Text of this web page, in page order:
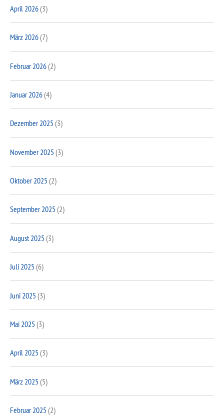
April 2026(3)
März 2026(7)
Februar 2026(2)
Januar 2026(4)
Dezember 2025 (3)
November 2025 (3)
Oktober 2025 (2)
September 2025 (2)
August 2025 (3)
Juli 2025 (6)
Juni 2025 (3)
Mai 2025 (3)
April 2025 (3)
März 2025 (5)
Februar 2025 (2)